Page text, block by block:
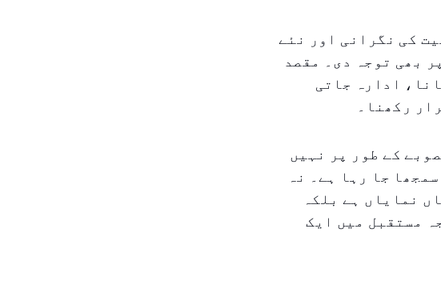
کی نگرانی اور نئے
بھی توجہ دی۔ مقصد
ادارہ جاتی
رکھنا۔
کے طور پر نہیں
جا رہا ہے۔ نہ
نمایاں ہے بلکہ
مستقبل میں ایک